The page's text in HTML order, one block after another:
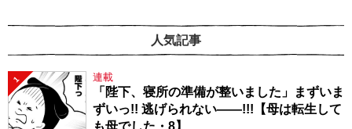
人気記事
1 連載
「陛下、寝所の準備が整いました」まずいま
ずいっ!! 逃げられない――!!!【母は転生して
も母でした・8】